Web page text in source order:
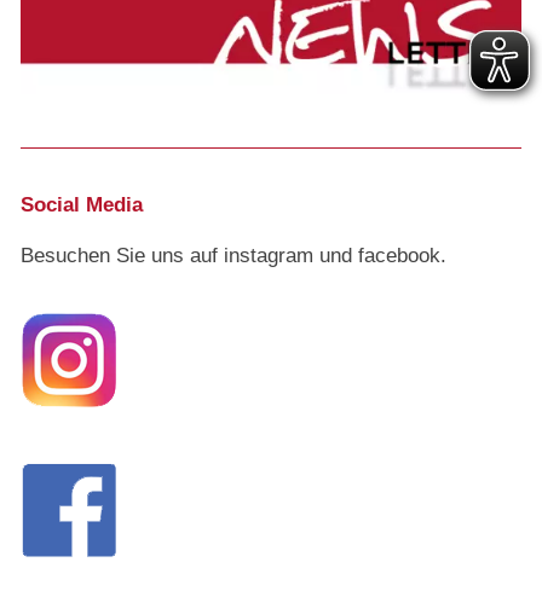
Social Media
Besuchen Sie uns auf instagram und facebook.